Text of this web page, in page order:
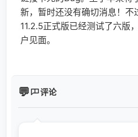
新，暂时还没有确切消息！不
11.2.5正式版已经测试了六版
户见面。
评论